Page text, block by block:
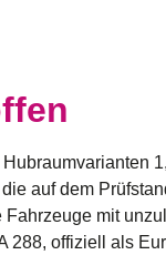
auf dem
mit
offiziell als